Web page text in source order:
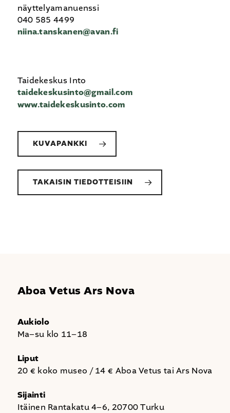
näyttelyamanuenssi
040 585 4499
niina.tanskanen@avan.fi
Taidekeskus Into
taidekeskusinto@gmail.com
www.taidekeskusinto.com
KUVAPANKKI
TAKAISIN TIEDOTTEISIIN
Aboa Vetus Ars Nova
Aukiolo
Ma–su klo 11–18
Liput
20 € koko museo / 14 € Aboa Vetus tai Ars Nova
Sijainti
Itäinen Rantakatu 4–6, 20700 Turku